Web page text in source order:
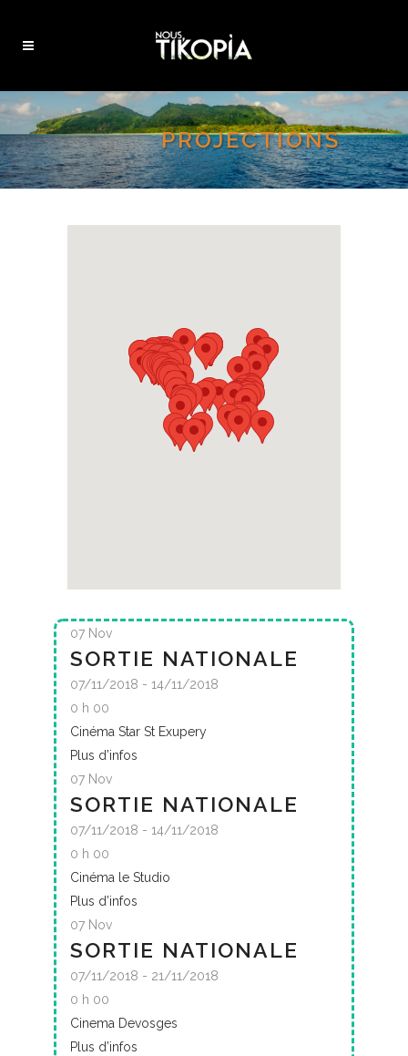
PROJECTIONS
07 Nov
SORTIE NATIONALE
07/11/2018 - 14/11/2018
0 h 00
Cinéma Star St Exupery
Plus d’infos
07 Nov
SORTIE NATIONALE
07/11/2018 - 14/11/2018
0 h 00
Cinéma le Studio
Plus d’infos
07 Nov
SORTIE NATIONALE
07/11/2018 - 21/11/2018
0 h 00
Cinema Devosges
Plus d’infos